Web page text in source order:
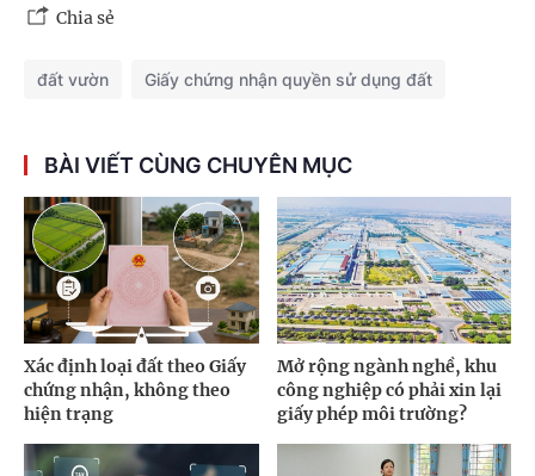
Chia sẻ
đất vườn Giấy chứng nhận quyền sử dụng đất
BÀI VIẾT CÙNG CHUYÊN MỤC
Xác định loại đất theo Giấy
chứng nhận, không theo
hiện trạng
Mở rộng ngành nghề, khu
công nghiệp có phải xin lại
giấy phép môi trường?